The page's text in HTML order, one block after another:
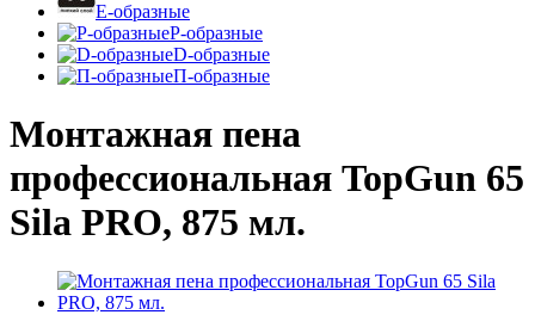
E-образные
P-образные
D-образные
П-образные
Монтажная пена
профессиональная TopGun 65
Sila PRO, 875 мл.